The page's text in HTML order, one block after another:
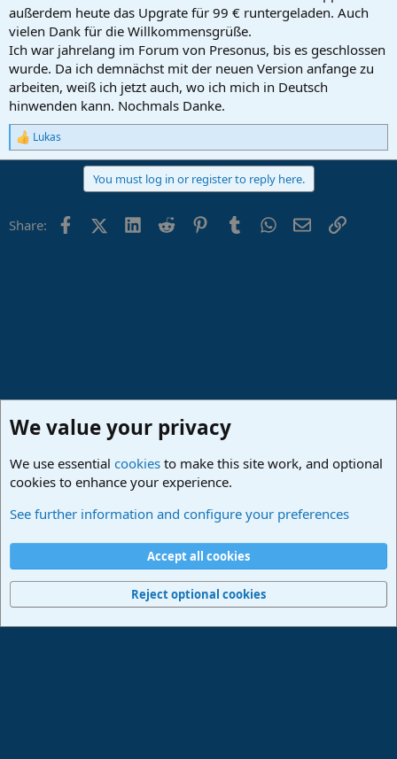
Und es ist gültig für alle früheren Versionen von Studio One, also
auch deine Version 6.
außerdem heute das Upgrate für 99 € runtergeladen. Auch
vielen Dank für die Willkommensgrüße.
Ich war jahrelang im Forum von Presonus, bis es geschlossen
wurde. Da ich demnächst mit der neuen Version anfange zu
arbeiten, weiß ich jetzt auch, wo ich mich in Deutsch
hinwenden kann. Nochmals Danke.
R
e
o
Lukas
You must log in or register to reply here.
Share: FacebookX (Twitter)
LinkedIn
Reddit PinterestTumblrWhatsApp
EmailLink
Terms and rules Privacy policy
Home
R
Community platform by XenForo® © 2010-2024 XenForo Ltd.
We value your privacy
We use essential cookies to make this site work, and optional
cookies to enhance your experience.
See further information and configure your preferences
Accept all cookies
Reject optional cookies